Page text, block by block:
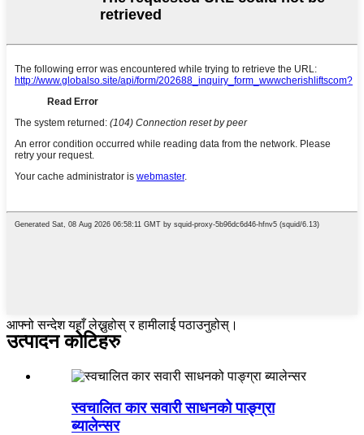
आफ्नो सन्देश यहाँ लेख्नुहोस् र हामीलाई पठाउनुहोस्।
उत्पादन कोटिहरु
स्वचालित कार सवारी साधनको पाङ्ग्रा
ब्यालेन्सर